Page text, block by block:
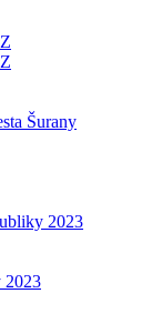
Šurany
2023
2023